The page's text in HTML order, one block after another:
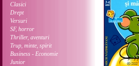
Clasici
Drept
Versuri
SF, horror
Thriller, aventuri
Trup, minte, spirit
Business - Economie
Junior